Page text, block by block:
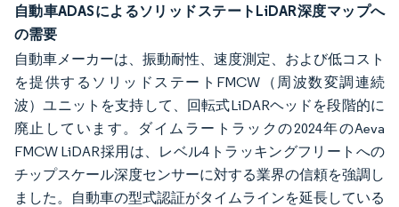
自動車ADASによるソリッドステートLiDAR深度マップへ
の需要
自動車メーカーは、振動耐性、速度測定、および低コスト
を提供するソリッドステートFMCW（周波数変調連続
波）ユニットを支持して、回転式LiDARヘッドを段階的に
廃止しています。ダイムラートラックの2024年のAeva
FMCW LiDAR採用は、レベル4トラッキングフリートへの
チップスケール深度センサーに対する業界の信頼を強調し
ました。自動車の型式認証がタイムラインを延長している